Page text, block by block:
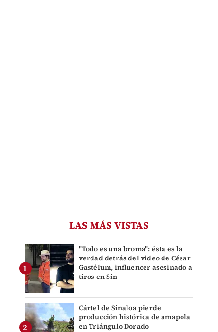
LAS MÁS VISTAS
"Todo es una broma": ésta es la
verdad detrás del video de César
Gastélum, influencer asesinado a
tiros en Sin
Cártel de Sinaloa pierde
producción histórica de amapola
en Triángulo Dorado